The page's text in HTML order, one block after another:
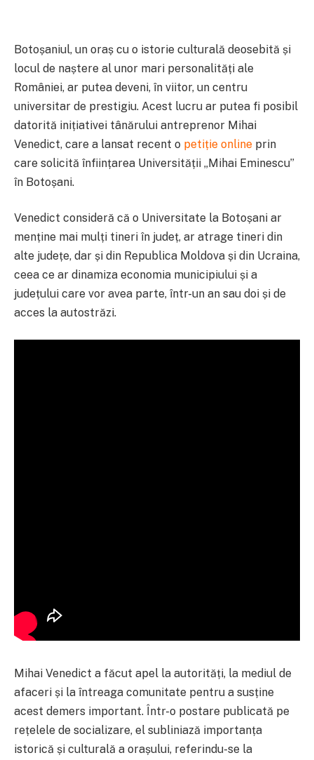
Botoșaniul, un oraș cu o istorie culturală deosebită și
locul de naștere al unor mari personalități ale
României, ar putea deveni, în viitor, un centru
universitar de prestigiu. Acest lucru ar putea fi posibil
datorită inițiativei tânărului antreprenor Mihai
Venedict, care a lansat recent o petiție online prin
care solicită înființarea Universității „Mihai Eminescu”
în Botoșani.
Venedict consideră că o Universitate la Botoșani ar
menține mai mulți tineri în județ, ar atrage tineri din
alte județe, dar și din Republica Moldova și din Ucraina,
ceea ce ar dinamiza economia municipiului și a
județului care vor avea parte, într-un an sau doi și de
acces la autostrăzi.
Mihai Venedict a făcut apel la autorități, la mediul de
afaceri și la întreaga comunitate pentru a susține
acest demers important. Într-o postare publicată pe
rețelele de socializare, el subliniază importanța
istorică și culturală a orașului, referindu-se la